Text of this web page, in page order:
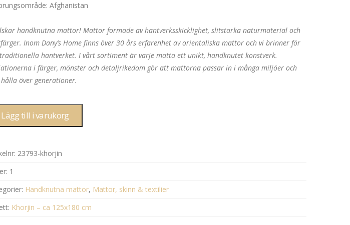
Afghanistan
handknutna mattor! Mattor formade av hantverksskicklighet, slitstarka naturmaterial och
Inom Dany’s Home finns över 30 års erfarenhet av orientaliska mattor och vi brinner för
hantverket. I vårt sortiment är varje matta ett unikt, handknutet konstverk.
i färger, mönster och detaljrikedom gör att mattorna passar in i många miljöer och
över generationer.
Lägg till i varukorg
23793-khorjin
1
Handknutna mattor, Mattor, skinn & textilier
Khorjin – ca 125x180 cm